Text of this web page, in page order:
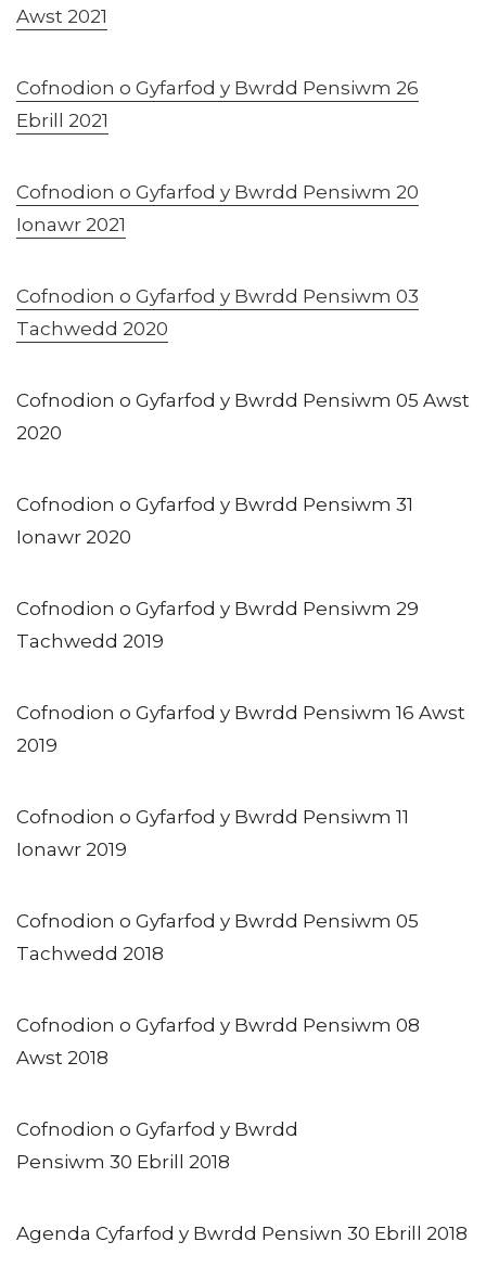
Awst 2021
Cofnodion o Gyfarfod y Bwrdd Pensiwm 26
Ebrill 2021
Cofnodion o Gyfarfod y Bwrdd Pensiwm 20
Ionawr 2021
Cofnodion o Gyfarfod y Bwrdd Pensiwm 03
Tachwedd 2020
Cofnodion o Gyfarfod y Bwrdd Pensiwm 05 Awst
2020
Cofnodion o Gyfarfod y Bwrdd Pensiwm 31
Ionawr 2020
Cofnodion o Gyfarfod y Bwrdd Pensiwm 29
Tachwedd 2019
Cofnodion o Gyfarfod y Bwrdd Pensiwm 16 Awst
2019
Cofnodion o Gyfarfod y Bwrdd Pensiwm 11
Ionawr 2019
Cofnodion o Gyfarfod y Bwrdd Pensiwm 05
Tachwedd 2018
Cofnodion o Gyfarfod y Bwrdd Pensiwm 08
Awst 2018
Cofnodion o Gyfarfod y Bwrdd
Pensiwm 30 Ebrill 2018
Agenda Cyfarfod y Bwrdd Pensiwn 30 Ebrill 2018